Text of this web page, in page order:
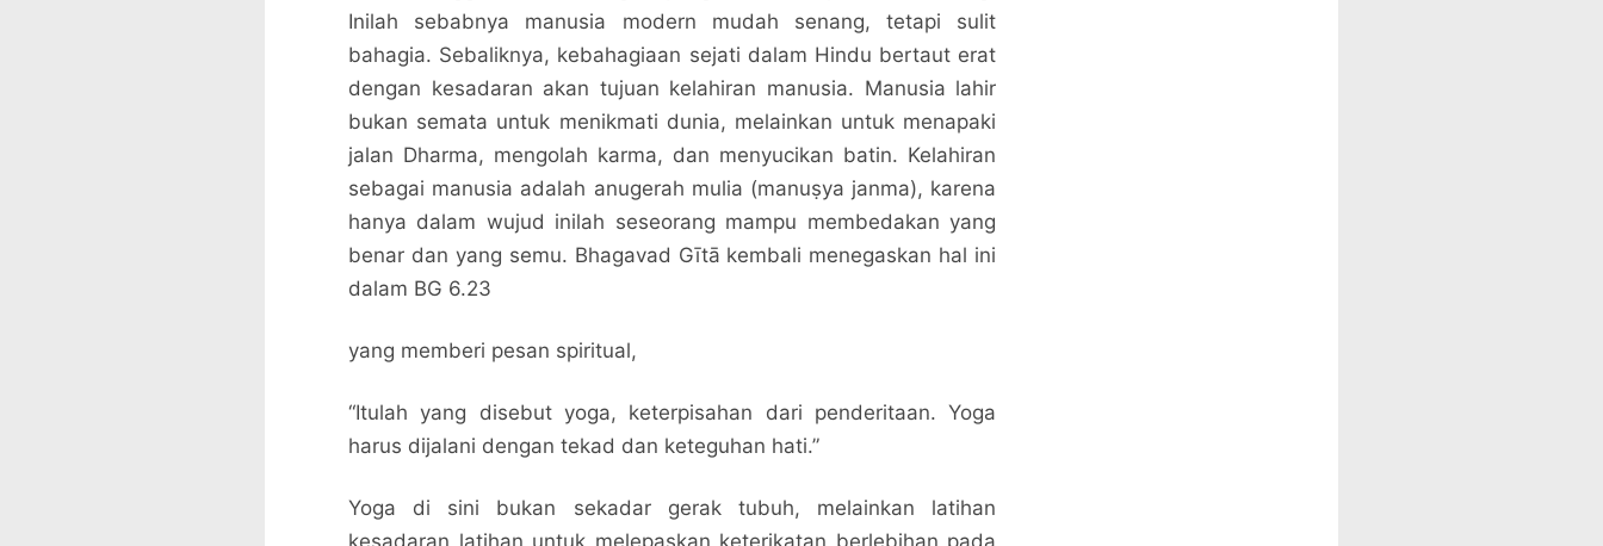
Inilah sebabnya manusia modern mudah senang, tetapi sulit
bahagia. Sebaliknya, kebahagiaan sejati dalam Hindu bertaut erat
dengan kesadaran akan tujuan kelahiran manusia. Manusia lahir
bukan semata untuk menikmati dunia, melainkan untuk menapaki
jalan Dharma, mengolah karma, dan menyucikan batin. Kelahiran
sebagai manusia adalah anugerah mulia (manuṣya janma), karena
hanya dalam wujud inilah seseorang mampu membedakan yang
benar dan yang semu. Bhagavad Gītā kembali menegaskan hal ini
dalam BG 6.23
yang memberi pesan spiritual,
“Itulah yang disebut yoga, keterpisahan dari penderitaan. Yoga
harus dijalani dengan tekad dan keteguhan hati.”
Yoga di sini bukan sekadar gerak tubuh, melainkan latihan